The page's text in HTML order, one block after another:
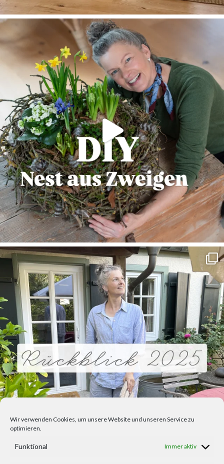
Wir verwenden Cookies, um unsere Website und unseren Service zu
optimieren.
Funktional Immer aktiv